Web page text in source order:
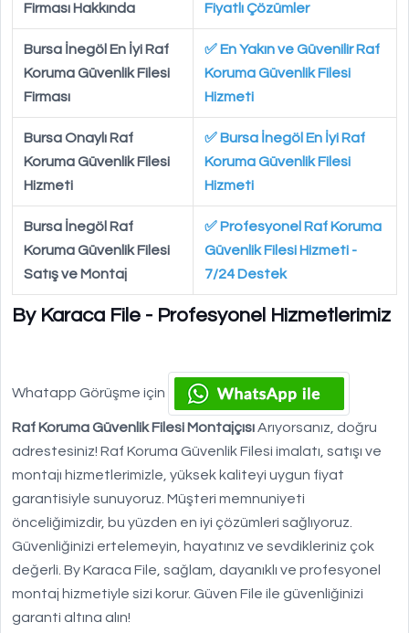
By Karaca File - Profesyonel Hizmetlerimiz
Firması Hakkında
Fiyatlı Çözümler
Bursa İnegöl En İyi Raf
Koruma Güvenlik Filesi
Firması
✅ En Yakın ve Güvenilir Raf
Koruma Güvenlik Filesi
Hizmeti
Bursa Onaylı Raf
Koruma Güvenlik Filesi
Hizmeti
✅ Bursa İnegöl En İyi Raf
Koruma Güvenlik Filesi
Hizmeti
Bursa İnegöl Raf
Koruma Güvenlik Filesi
Satış ve Montaj
✅ Profesyonel Raf Koruma
Güvenlik Filesi Hizmeti -
7/24 Destek
Whatapp Görüşme için
Raf Koruma Güvenlik Filesi MontajçısıArıyorsanız, doğru
adrestesiniz! Raf Koruma Güvenlik Filesi imalatı, satışı ve
montajı hizmetlerimizle, yüksek kaliteyi uygun fiyat
garantisiyle sunuyoruz. Müşteri memnuniyeti
önceliğimizdir, bu yüzden en iyi çözümleri sağlıyoruz.
Güvenliğinizi ertelemeyin, hayatınız ve sevdikleriniz çok
değerli. By Karaca File, sağlam, dayanıklı ve profesyonel
montaj hizmetiyle sizi korur. Güven File ile güvenliğinizi
garanti altına alın!